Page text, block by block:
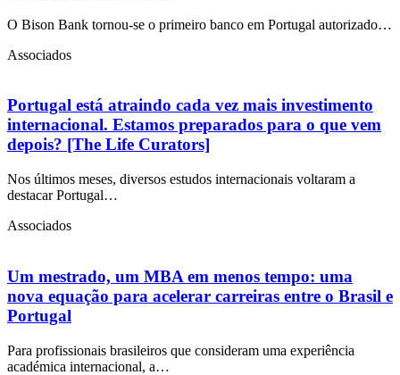
O Bison Bank tornou-se o primeiro banco em Portugal autorizado…
Associados
Portugal está atraindo cada vez mais investimento
internacional. Estamos preparados para o que vem
depois? [The Life Curators]
Nos últimos meses, diversos estudos internacionais voltaram a
destacar Portugal…
Associados
Um mestrado, um MBA em menos tempo: uma
nova equação para acelerar carreiras entre o Brasil e
Portugal
Para profissionais brasileiros que consideram uma experiência
académica internacional, a…